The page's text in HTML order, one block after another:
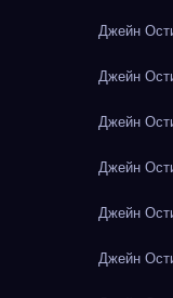
Джейн
Джейн
Джейн
Джейн
Джейн
Джейн